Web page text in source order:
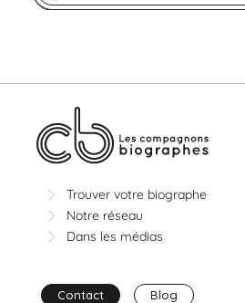
Trouver votre biographe
Notre réseau
Dans les médias
Contact Blog